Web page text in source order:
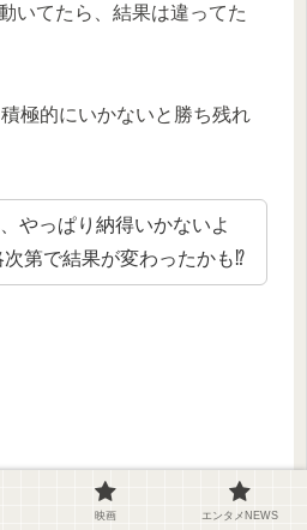
いてたら、結果は違ってた
極的にいかないと勝ち残れ
やっぱり納得いかないよ
第で結果が変わったかも⁉
映画 エンタメNEWS